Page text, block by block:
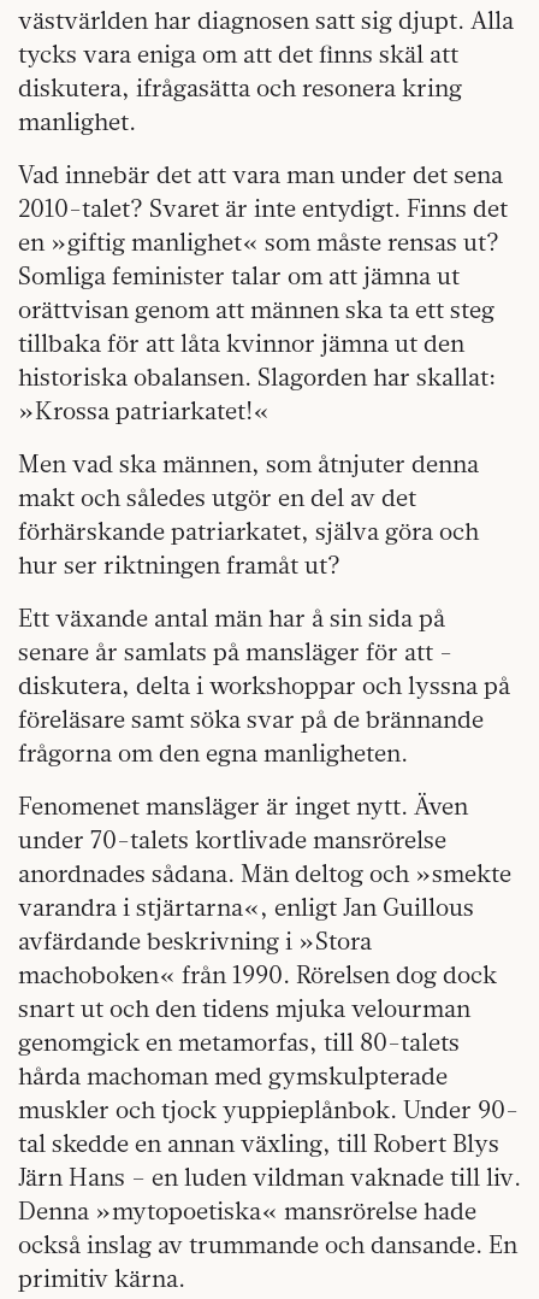
västvärlden har diagnosen satt sig djupt. Alla
tycks vara eniga om att det finns skäl att
diskutera, ifrågasätta och resonera kring
manlighet.
Vad innebär det att vara man under det sena
2010-talet? Svaret är inte entydigt. Finns det
en »giftig manlighet« som måste rensas ut?
Somliga feminister talar om att jämna ut
orättvisan genom att männen ska ta ett steg
tillbaka för att låta kvinnor jämna ut den
historiska obalansen. Slagorden har skallat:
»Krossa patriarkatet!«
Men vad ska männen, som åtnjuter denna
makt och således utgör en del av det
förhärskande patriarkatet, själva göra och
hur ser riktningen framåt ut?
Ett växande antal män har å sin sida på
senare år samlats på mansläger för att ­
diskutera, delta i workshoppar och lyssna på
föreläsare samt söka svar på de brännande
frågorna om den egna manligheten.
Fenomenet mansläger är inget nytt. Även
under 70-talets kortlivade mansrörelse
anordnades sådana. Män deltog och »smekte
varandra i stjärtarna«, enligt Jan Guillous
avfärdande beskrivning i »Stora
machoboken« från 1990. Rörelsen dog dock
snart ut och den tidens mjuka velourman
genomgick en metamorfas, till 80-talets
hårda machoman med gymskulpterade
muskler och tjock yuppieplånbok. Under 90-
tal skedde en annan växling, till Robert Blys
Järn Hans – en luden vildman vaknade till liv.
Denna »mytopoetiska« mansrörelse hade
också inslag av trummande och dansande. En
primitiv kärna.